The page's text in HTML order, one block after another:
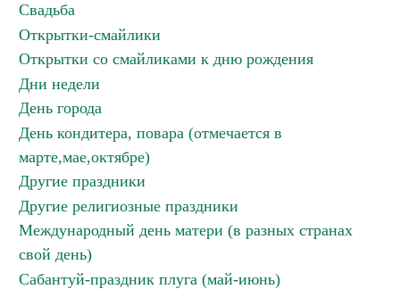
Свадьба
Открытки-смайлики
Открытки со смайликами к дню рождения
Дни недели
День города
День кондитера, повара (отмечается в
марте,мае,октябре)
Другие праздники
Другие религиозные праздники
Международный день матери (в разных странах
свой день)
Сабантуй-праздник плуга (май-июнь)